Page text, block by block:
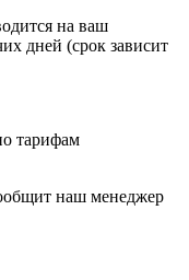
на ваш
дней (срок зависит
тарифам
наш менеджер